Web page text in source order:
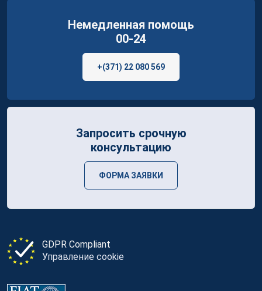
GDPR Compliant
Управление cookie
Немедленная помощь
00-24
+(371) 22 080 569
Запросить срочную
консультацию
ФОРМА ЗАЯВКИ